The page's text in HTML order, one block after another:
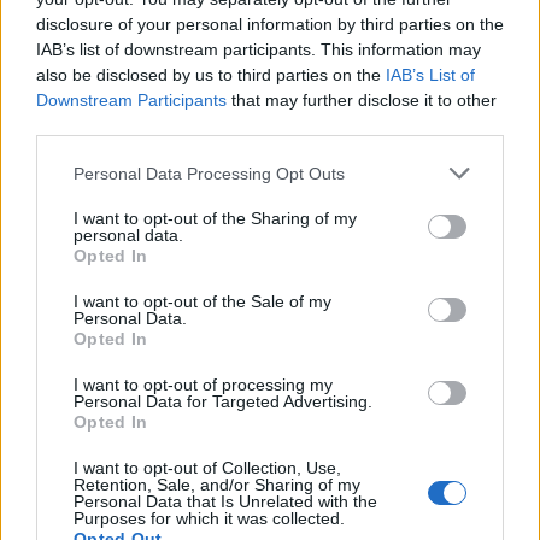
disclosure of your personal information by third parties on the
IAB’s list of downstream participants. This information may
also be disclosed by us to third parties on the IAB’s List of
Downstream Participants that may further disclose it to other
Personal Data Processing Opt Outs
I want to opt-out of the Sharing of my
personal data.
Opted In
I want to opt-out of the Sale of my
Personal Data.
Opted In
I want to opt-out of processing my
Personal Data for Targeted Advertising.
Opted In
I want to opt-out of Collection, Use,
Retention, Sale, and/or Sharing of my
Personal Data that Is Unrelated with the
Purposes for which it was collected.
AVG
8
Fuj, gosenica!
10:00
AVG Backrooms: Brez izhoda
Vsi dogodki →
Najbolj brano
Pretep v gostinskem lokalu v Velenju: 46-letnik
(VIDEO) "Mislil sem, da je konec": Lastnik
velenjske picerije o padcu s padalom na
Hrvaškem
Korošico po pristanku
Na Šaleški cesti v Velenju občanka poškodovala
tri vozila